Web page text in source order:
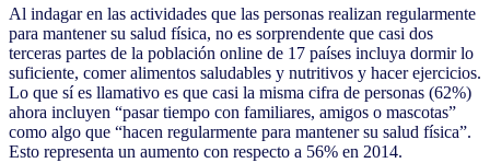
Al indagar en las actividades que las personas realizan regularmente
para mantener su salud física, no es sorprendente que casi dos
terceras partes de la población online de 17 países incluya dormir lo
suficiente, comer alimentos saludables y nutritivos y hacer ejercicios.
Lo que sí es llamativo es que casi la misma cifra de personas (62%)
ahora incluyen “pasar tiempo con familiares, amigos o mascotas”
como algo que “hacen regularmente para mantener su salud física”.
Esto representa un aumento con respecto a 56% en 2014.